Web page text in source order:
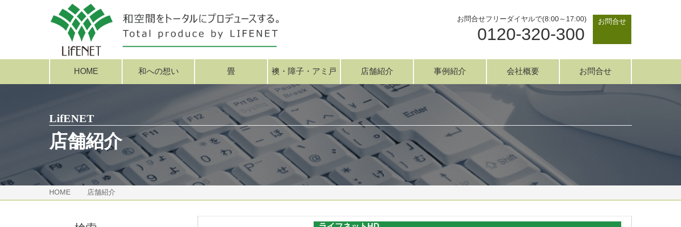
お問合せフリーダイヤルで(8:00～17:00)
0120-320-300
お問合せ
HOME 和への想い 畳 襖・障子・アミ戸 店舗紹介 事例紹介 会社概要 お問合せ
LifENET
店舗紹介
HOME 店舗紹介